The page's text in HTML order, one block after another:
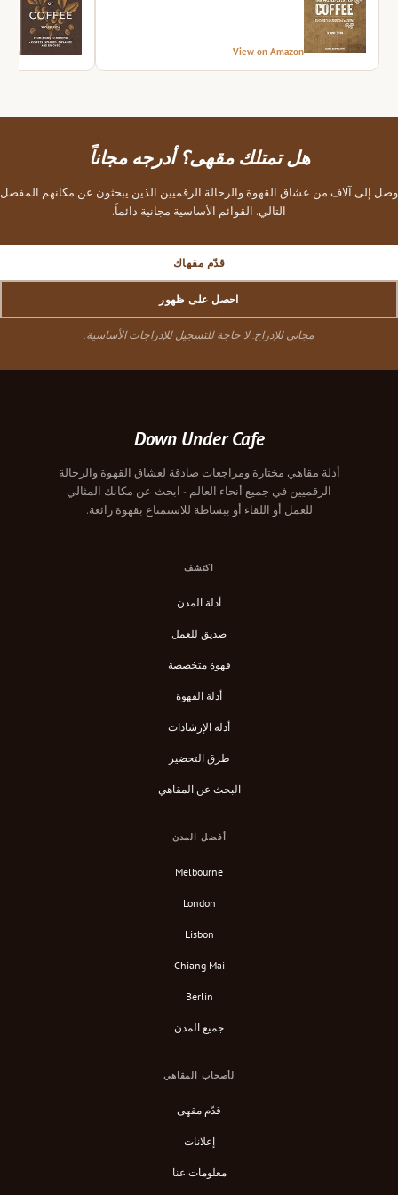
View on Amazon
هل تمتلك مقهى؟ أدرجه مجاناً
وصل إلى آلاف من عشاق القهوة والرحالة الرقميين الذين يبحثون عن مكانهم المفضل
التالي. القوائم الأساسية مجانية دائماً.
قدّم مقهاك
احصل على ظهور
مجاني للإدراج. لا حاجة للتسجيل للإدراجات الأساسية.
Down Under Cafe
أدلة مقاهي مختارة ومراجعات صادقة لعشاق القهوة والرحالة
الرقميين في جميع أنحاء العالم - ابحث عن مكانك المثالي
للعمل أو اللقاء أو ببساطة للاستمتاع بقهوة رائعة.
اكتشف
أدلة المدن
صديق للعمل
قهوة متخصصة
أدلة القهوة
أدلة الإرشادات
طرق التحضير
البحث عن المقاهي
أفضل المدن
Melbourne
London
Lisbon
Chiang Mai
Berlin
جميع المدن
لأصحاب المقاهي
قدّم مقهى
إعلانات
معلومات عنا